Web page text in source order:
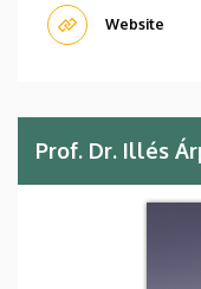
Website
Prof. Dr. Illés